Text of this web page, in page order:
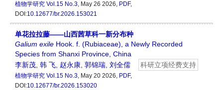
植物学研究 Vol.15 No.3, May 26 2026, PDF,
DOI:10.12677/br.2026.153021
单花拉拉藤——山西茜草科一新分布种
Galium exile Hook. f. (Rubiaceae), a Newly Recorded
Species from Shanxi Province, China
李新茂 韩 飞 赵永康 郭锦瑞 刘全儒 科研立项经费支持
植物学研究 Vol.15 No.3, May 20 2026, PDF,
DOI:10.12677/br.2026.153020